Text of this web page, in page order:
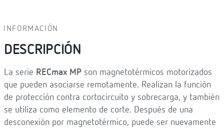
INFORMACIÓN
DESCRIPCIÓN
La serie RECmax MP son magnetotérmicos motorizados
que pueden asociarse remotamente. Realizan la función
de protección contra cortocircuito y sobrecarga, y también
se utiliza como elemento de corte. Después de una
desconexión por magnetotérmico, puede ser nuevamente